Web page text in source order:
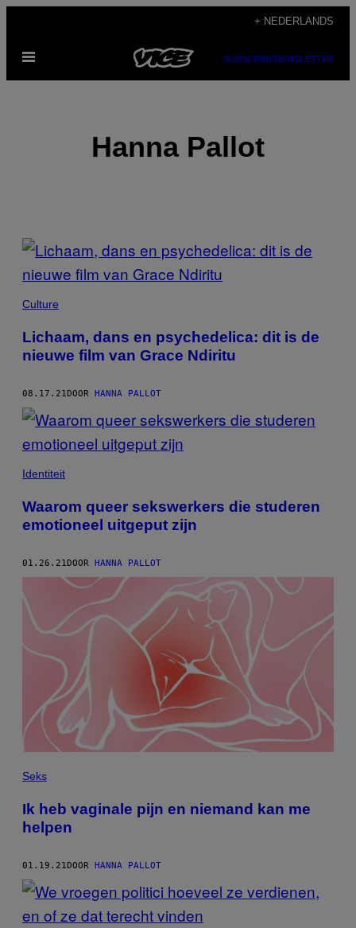
de
+ NEDERLANDS
Open
SUBSCRIBENEWSLETTER
Hanna Pallot
POSTS
BY
THIS
AUTHOR
Culture
Lichaam, dans en psychedelica: dit is de
nieuwe film van Grace Ndiritu
08.17.21DOOR HANNA PALLOT
Identiteit
Waarom queer sekswerkers die studeren
emotioneel uitgeput zijn
01.26.21DOOR HANNA PALLOT
Seks
Ik heb vaginale pijn en niemand kan me
helpen
01.19.21 DOOR HANNA PALLOT